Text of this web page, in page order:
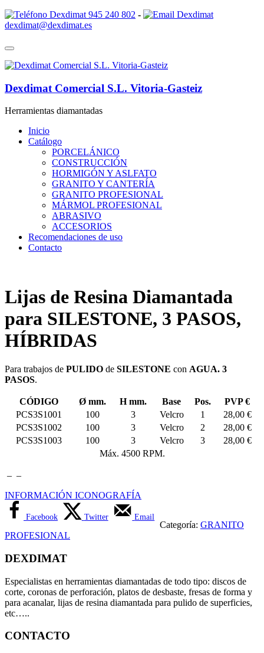
945 240 802 -
dexdimat@dexdimat.es
Dexdimat Comercial S.L. Vitoria-Gasteiz
Herramientas diamantadas
Inicio
Catálogo
PORCELÁNICO
CONSTRUCCIÓN
HORMIGÓN Y ASLFATO
GRANITO Y CANTERÍA
GRANITO PROFESIONAL
MÁRMOL PROFESIONAL
ABRASIVO
ACCESORIOS
Recomendaciones de uso
Contacto
Lijas de Resina Diamantada
para SILESTONE, 3 PASOS,
HÍBRIDAS
Para trabajos de PULIDO de SILESTONE con AGUA. 3
PASOS.
CÓDIGO Ø mm. H mm. Base Pos.
PVP €
PCS3S1001
100 3 Velcro 1
28,00 €
PCS3S1002
100 3 Velcro 2
28,00 €
PCS3S1003
100 3 Velcro 3
28,00 €
Máx. 4500 RPM.
– –
INFORMACIÓN ICONOGRAFÍA
Facebook Twitter Email
Categoría: GRANITO
PROFESIONAL
DEXDIMAT
Especialistas en herramientas diamantadas de todo tipo: discos de
corte, coronas de perforación, platos de desbaste, fresas de forma y
para acanalar, lijas de resina diamantada para pulido de superficies,
etc…..
CONTACTO